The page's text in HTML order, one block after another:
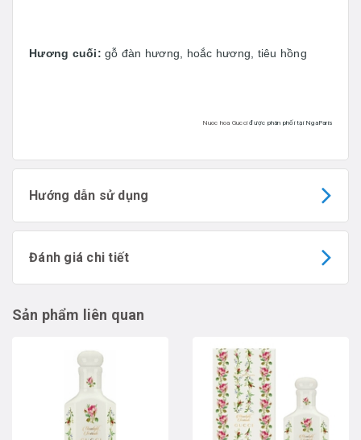
Hương cuối: gỗ đàn hương, hoắc hương, tiêu hồng
Nuoc hoa Gucciđược phân phối tại NgaParis
Hướng dẫn sử dụng
Đánh giá chi tiết
Sản phẩm liên quan